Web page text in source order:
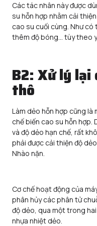
Các tác nhân này được
su hỗn hợp nhằm cải
cao su cuối cùng. Như có
thêm độ bóng… tùy theo
B2: Xử lý lại
thô
Làm dẻo hỗn hợp cũng
chế biến cao su hỗn hợp.
và độ dẻo hạn chế, rất
phải được cải thiện độ
Nhào nặn.
Cơ chế hoạt động của
phân hủy các phân tử
độ dẻo, qua một trong
nhựa nhiệt dẻo.